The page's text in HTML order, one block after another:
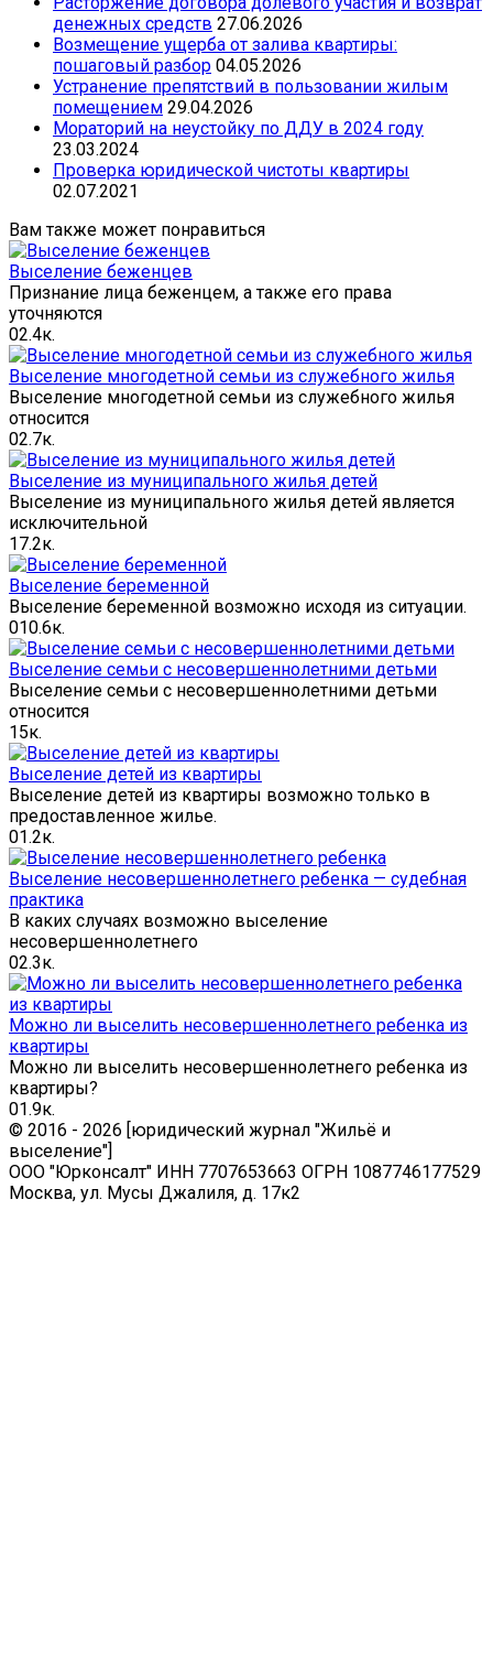
денежных средств 27.06.2026
Возмещение ущерба от залива квартиры:
пошаговый разбор 04.05.2026
Устранение препятствий в пользовании жилым
помещением 29.04.2026
Mораторий на неустойку по ДДУ в 2024 году
23.03.2024
Проверка юридической чистоты квартиры
02.07.2021
Вам также может понравиться
Выселение беженцев
Признание лица беженцем, а также его права
уточняются
02.4к.
Выселение многодетной семьи из служебного жилья
Выселение многодетной семьи из служебного жилья
относится
02.7к.
Выселение из муниципального жилья детей
Выселение из муниципального жилья детей является
исключительной
17.2к.
Выселение беременной
Выселение беременной возможно исходя из ситуации.
010.6к.
Выселение семьи с несовершеннолетними детьми
Выселение семьи с несовершеннолетними детьми
относится
15к.
Выселение детей из квартиры
Выселение детей из квартиры возможно только в
предоставленное жилье.
01.2к.
Выселение несовершеннолетнего ребенка — судебная
практика
В каких случаях возможно выселение
несовершеннолетнего
02.3к.
Можно ли выселить несовершеннолетнего ребенка из
квартиры
Можно ли выселить несовершеннолетнего ребенка из
квартиры?
01.9к.
© 2016 - 2026 [юридический журнал "Жильё и
выселение"]
ООО "Юрконсалт" ИНН 7707653663 ОГРН 1087746177529
Москва, ул. Мусы Джалиля, д. 17к2